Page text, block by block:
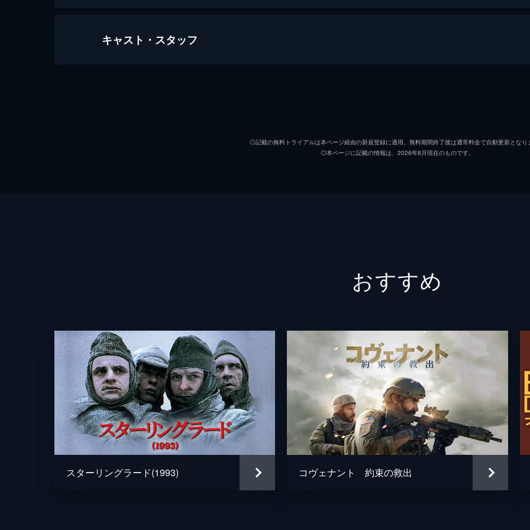
ダンケルク
キャスト・スタッフ
コリンズ
ボルトン中佐
ミスター・ドーソン マー
ジョージ バリ
ファリアー トム
マイ
マイケ
◎記載の無料トライアルは本ページ経由の新規登録に適用。無料期間終了後は通常料金で自動更新となり
◎本ページに記載の情報は、2026年8月現在のものです。
おすすめ
スターリングラード(1993) コヴェナント 約束の救出